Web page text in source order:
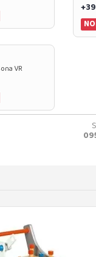
VR